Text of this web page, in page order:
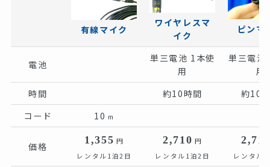
有線マイク
ワイヤレスマ
イク
ピンマ
電池
単三電池 1本使
用
単三電池
用
時間
約10時間
約10
コード
10 m
価格
1,355 円
レンタル1泊2日
2,710 円
レンタル1泊2日
レンタル